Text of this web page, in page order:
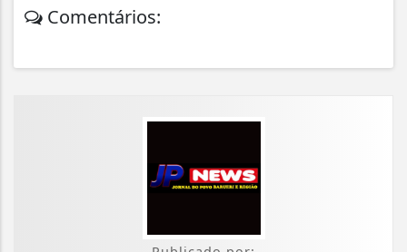
Comentários: